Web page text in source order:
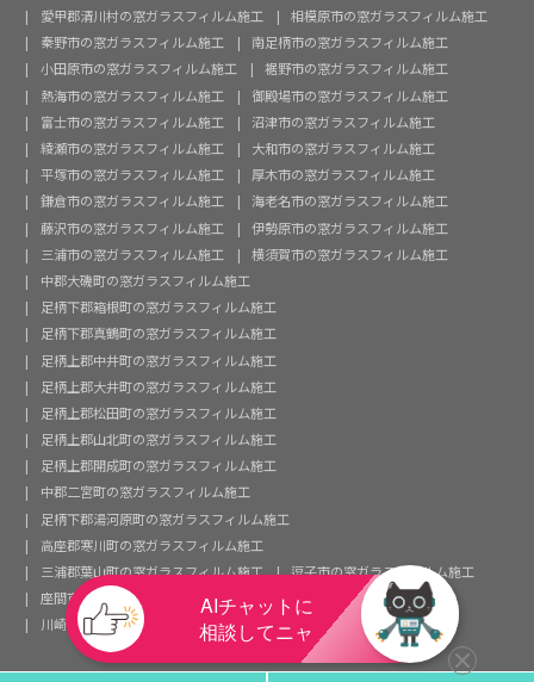
愛甲郡清川村の窓ガラスフィルム施工
相模原市の窓ガラスフィルム施工
秦野市の窓ガラスフィルム施工
南足柄市の窓ガラスフィルム施工
小田原市の窓ガラスフィルム施工
裾野市の窓ガラスフィルム施工
熱海市の窓ガラスフィルム施工
御殿場市の窓ガラスフィルム施工
富士市の窓ガラスフィルム施工
沼津市の窓ガラスフィルム施工
綾瀬市の窓ガラスフィルム施工
大和市の窓ガラスフィルム施工
平塚市の窓ガラスフィルム施工
厚木市の窓ガラスフィルム施工
鎌倉市の窓ガラスフィルム施工
海老名市の窓ガラスフィルム施工
藤沢市の窓ガラスフィルム施工
伊勢原市の窓ガラスフィルム施工
三浦市の窓ガラスフィルム施工
横須賀市の窓ガラスフィルム施工
中郡大磯町の窓ガラスフィルム施工
足柄下郡箱根町の窓ガラスフィルム施工
足柄下郡真鶴町の窓ガラスフィルム施工
足柄上郡中井町の窓ガラスフィルム施工
足柄上郡大井町の窓ガラスフィルム施工
足柄上郡松田町の窓ガラスフィルム施工
足柄上郡山北町の窓ガラスフィルム施工
足柄上郡開成町の窓ガラスフィルム施工
中郡二宮町の窓ガラスフィルム施工
足柄下郡湯河原町の窓ガラスフィルム施工
高座郡寒川町の窓ガラスフィルム施工
三浦郡葉山町の窓ガラスフィルム施工
逗子市の窓ガラスフィルム施工
座間市の窓ガラスフィルム施工
茅ヶ崎市の窓ガラスフィルム施工
川崎市の窓ガラスフィルム施工